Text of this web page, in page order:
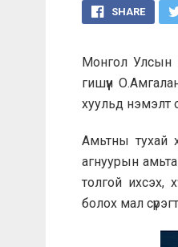
SHARE
Монгол Улсын
гишүүн
хуульд нэмэлт
Амьтны тухай
агнуурын
толгой ихсэх,
болох мал